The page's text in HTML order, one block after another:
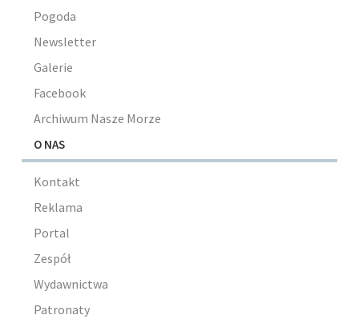
Pogoda
Newsletter
Galerie
Facebook
Archiwum Nasze Morze
O NAS
Kontakt
Reklama
Portal
Zespół
Wydawnictwa
Patronaty